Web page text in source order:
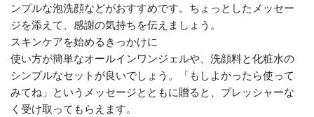
ンプルな泡洗顔などがおすすめです。ちょっとしたメッセー
ジを添えて、感謝の気持ちを伝えましょう。
スキンケアを始めるきっかけに
使い方が簡単なオールインワンジェルや、洗顔料と化粧水の
シンプルなセットが良いでしょう。「もしよかったら使って
みてね」というメッセージとともに贈ると、プレッシャーな
く受け取ってもらえます。